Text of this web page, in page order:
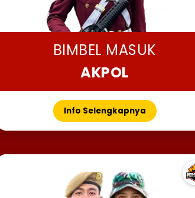
BIMBEL MASUK
AKPOL
Info Selengkapnya